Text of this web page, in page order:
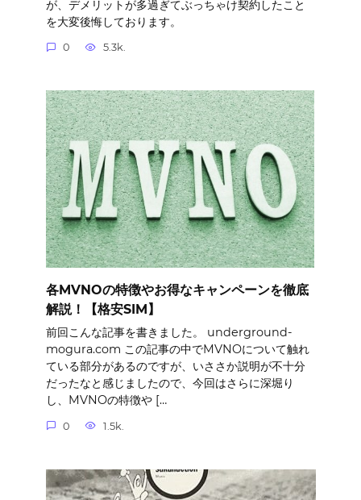
が、デメリットが多過ぎてぶっちゃけ契約したこと
を大変後悔しております。
0 5.3k.
各MVNOの特徴やお得なキャンペーンを徹底
解説！【格安SIM】
前回こんな記事を書きました。 underground-
mogura.com この記事の中でMVNOについて触れ
ている部分があるのですが、いささか説明が不十分
だったなと感じましたので、今回はさらに深堀り
し、MVNOの特徴や […
0 1.5k.